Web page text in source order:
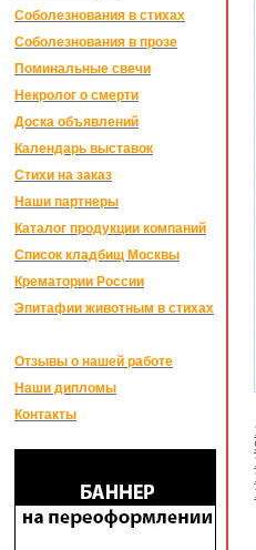
Соболезнования в стихах
Соболезнования в прозе
Поминальные свечи
Некролог о смерти
Доска объявлений
Календарь выставок
Стихи на заказ
Наши партнеры
Каталог продукции компаний
Список кладбищ Москвы
Крематории России
Эпитафии животным в стихах
Отзывы о нашей работе
Наши дипломы
Контакты